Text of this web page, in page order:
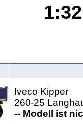
Iveco Kipper
260-25
-- Modell ist